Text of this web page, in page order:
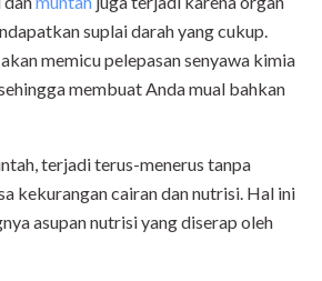
suplai darah yang cukup.
memicu pelepasan senyawa kimia
membuat Anda mual bahkan
terjadi terus-menerus tanpa
kekurangan cairan dan nutrisi. Hal ini
asupan nutrisi yang diserap oleh